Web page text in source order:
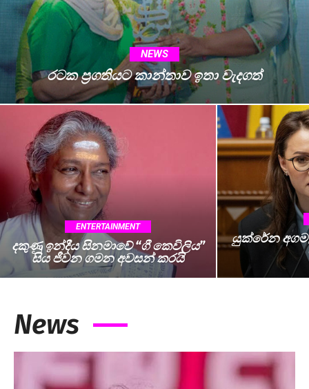
NEWS
රටක ප්‍රගතියට කාන්තාව ඉතා වැදගත්
ENTERTAINMENT
දකුණු ඉන්දීය සිනමාවේ “ගී කෙවිලිය”
සිය ජීවන ගමන අවසන් කරයි
යුක්රේන
News